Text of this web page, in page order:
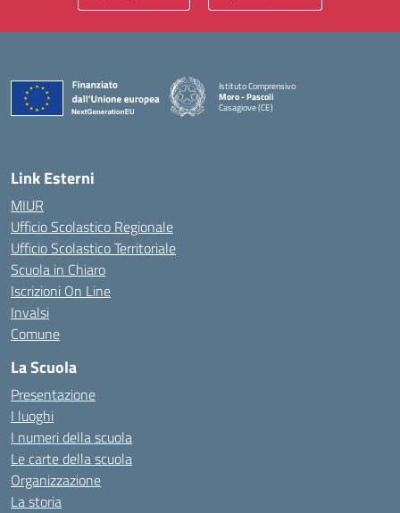
Istituto Comprensivo
Moro - Pascoli
Casagiove (CE)
— Visita la pagina iniziale della scuola
Link Esterni
MIUR
Ufficio Scolastico Regionale
Ufficio Scolastico Territoriale
Scuola in Chiaro
Iscrizioni On Line
Invalsi
Comune
La Scuola
Presentazione
I luoghi
I numeri della scuola
Le carte della scuola
Organizzazione
La storia